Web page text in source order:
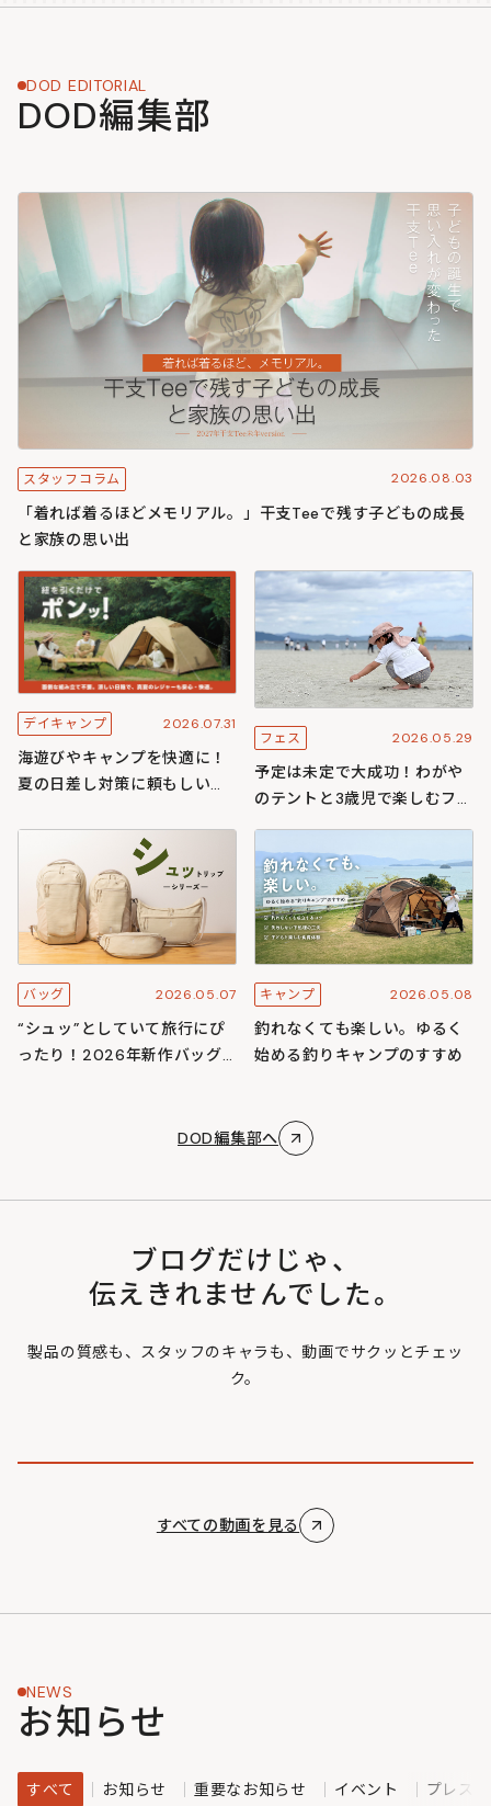
DOD EDITORIAL
DOD編集部
スタッフコラム 2026.08.03
「着れば着るほどメモリアル。」干支Teeで残す子どもの成長
と家族の思い出
デイキャンプ 2026.07.31
海遊びやキャンプを快適に！
夏の日差し対策に頼もしいワ
ズ
フェス 2026.05.29
予定は未定で大成功！わがや
のテントと3歳児で楽しむフェ
スキャンプ
バッグ 2026.05.07
“シュッ”としていて旅行にぴ
ったり！2026年新作バッグ
キャンプ 2026.05.08
釣れなくても楽しい。ゆるく
始める釣りキャンプのすすめ
DOD編集部へ
ブログだけじゃ、
伝えきれませんでした。
製品の質感も、スタッフのキャラも、動画でサクッとチェッ
ク。
すべての動画を見る
NEWS
お知らせ
すべて お知らせ 重要なお知らせ イベント プレス